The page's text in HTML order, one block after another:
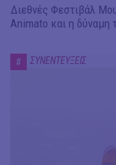
Διεθνές Φεστιβάλ
Animato και η δύναμη
# ΣΥΝΕΝΤΕΥΞΕΙΣ